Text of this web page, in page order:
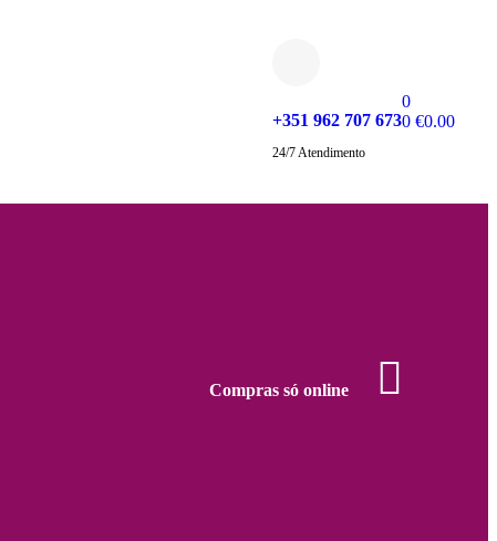
+351 962 707 673
24/7 Atendimento
0
0 €0.00
Compras só online